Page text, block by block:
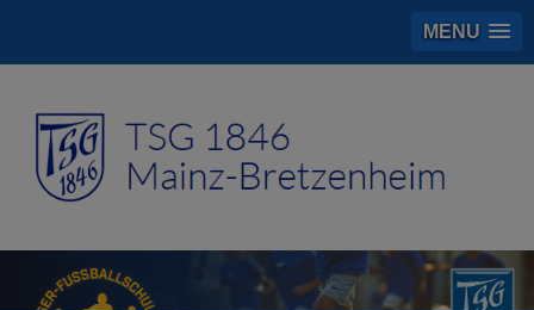
MENU